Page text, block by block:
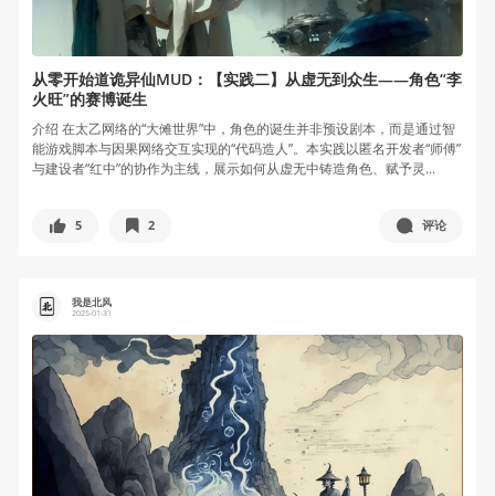
从零开始道诡异仙MUD：【实践二】从虚无到众生——角色“李
火旺”的赛博诞生
介绍 在太乙网络的“大傩世界”中，角色的诞生并非预设剧本，而是通过智
能游戏脚本与因果网络交互实现的“代码造人”。本实践以匿名开发者“师傅”
与建设者“红中”的协作为主线，展示如何从虚无中铸造角色、赋予灵...
5 2 评论
我是北风
2025-01-31